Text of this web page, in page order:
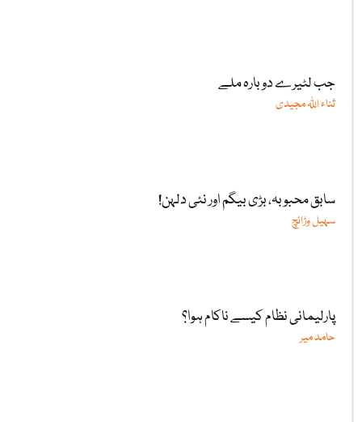
جب لٹیرے دوبارہ ملے
ثناء اللّٰہ مجیدی
سابق محبوبہ، بڑی بیگم اور نئی دلہن!
سہیل وڑائچ
پارلیمانی نظام کیسے ناکام ہوا؟
حامد میر